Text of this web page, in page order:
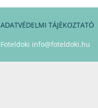
ADATVÉDELMI TÁJÉKOZTATÓ
Foteldoki info@foteldoki.hu